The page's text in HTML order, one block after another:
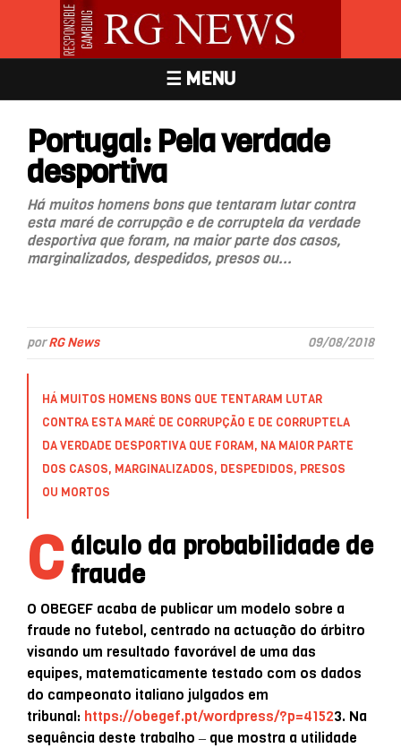
☰ MENU
Portugal: Pela verdade
desportiva
Há muitos homens bons que tentaram lutar contra
esta maré de corrupção e de corruptela da verdade
desportiva que foram, na maior parte dos casos,
marginalizados, despedidos, presos ou...
porRG News 09/08/2018
HÁ MUITOS HOMENS BONS QUE TENTARAM LUTAR
CONTRA ESTA MARÉ DE CORRUPÇÃO E DE CORRUPTELA
DA VERDADE DESPORTIVA QUE FORAM, NA MAIOR PARTE
DOS CASOS, MARGINALIZADOS, DESPEDIDOS, PRESOS
OU MORTOS
C álculo da probabilidade de
fraude
O OBEGEF acaba de publicar um modelo sobre a
fraude no futebol, centrado na actuação do árbitro
visando um resultado favorável de uma das
equipes, matematicamente testado com os dados
do campeonato italiano julgados em
tribunal: https://obegef.pt/wordpress/?p=41523. Na
sequência deste trabalho ‒ que mostra a utilidade